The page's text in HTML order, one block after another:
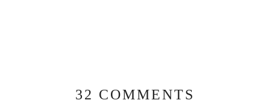
32 COMMENTS